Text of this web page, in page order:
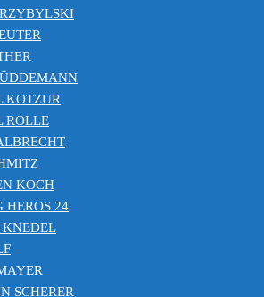
KOTZUR
ROLLE
KOCH
HEROS 24
SCHERER